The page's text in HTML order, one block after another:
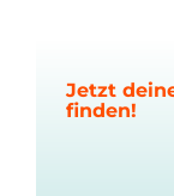
Jetzt
finden!